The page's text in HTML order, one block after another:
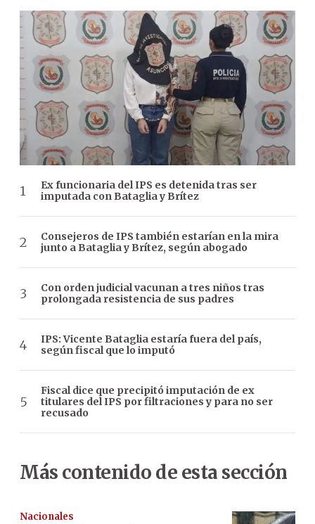
Ex funcionaria del IPS es detenida tras ser
imputada con Bataglia y Brítez
Consejeros de IPS también estarían en la mira
junto a Bataglia y Brítez, según abogado
Con orden judicial vacunan a tres niños tras
prolongada resistencia de sus padres
IPS: Vicente Bataglia estaría fuera del país,
según fiscal que lo imputó
Fiscal dice que precipitó imputación de ex
titulares del IPS por filtraciones y para no ser
recusado
Más contenido de esta sección
Nacionales